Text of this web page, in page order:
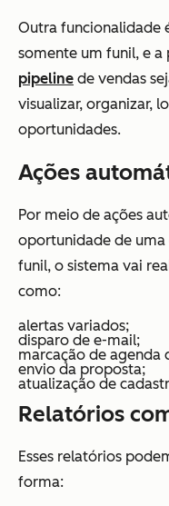
Outra funcionalidade
somente um funil, e
pipeline de vendas
visualizar, organizar,
oportunidades.
Ações
Por meio de ações
oportunidade de
funil, o sistema vai
como:
alertas variados;
disparo de e-mail;
marcação de agenda
envio da proposta;
atualização de
Relatórios
Esses relatórios
forma: